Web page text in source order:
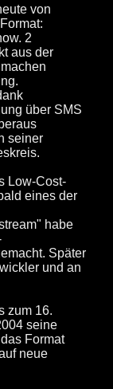
von
2
aus der
über SMS
seiner
Low-Cost-
eines der
habe
Später
und an
zum 16.
seine
Format
neue